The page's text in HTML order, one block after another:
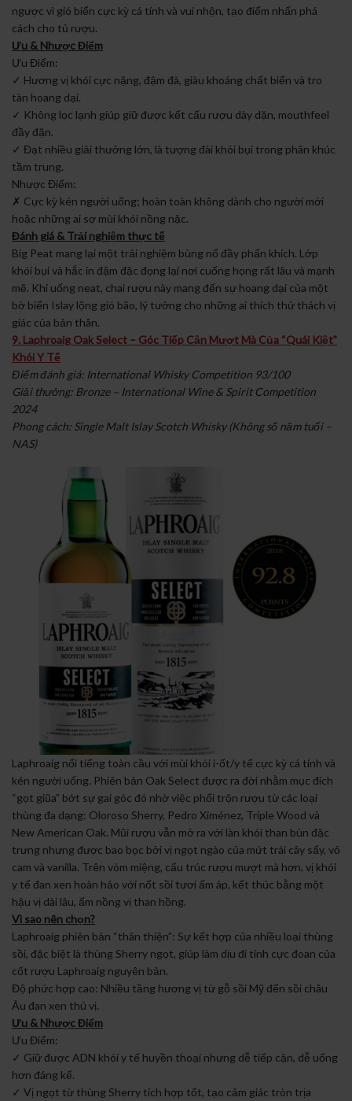
ngược vì gió biển cực kỳ cá tính và vui nhộn, tạo điểm nhấn phá
cách cho tủ rượu.
Ưu & Nhược Điểm
Ưu Điểm:
✓ Hương vị khói cực nặng, đậm đà, giàu khoáng chất biển và tro
tàn hoang dại.
✓ Không lọc lạnh giúp giữ được kết cấu rượu dày dặn, mouthfeel
đầy đặn.
✓ Đạt nhiều giải thưởng lớn, là tượng đài khói bụi trong phân khúc
tầm trung.
Nhược Điểm:
✗ Cực kỳ kén người uống; hoàn toàn không dành cho người mới
hoặc những ai sợ mùi khói nồng nặc.
Đánh giá & Trải nghiệm thực tế
Big Peat mang lại một trải nghiệm bùng nổ đầy phấn khích. Lớp
khói bụi và hắc ín đậm đặc đọng lại nơi cuống họng rất lâu và mạnh
mẽ. Khi uống neat, chai rượu này mang đến sự hoang dại của một
bờ biển Islay lộng gió bão, lý tưởng cho những ai thích thử thách vị
giác của bản thân.
9. Laphroaig Oak Select – Góc Tiếp Cận Mượt Mà Của “Quái Kiệt”
Khói Y Tế
Điểm đánh giá: International Whisky Competition 93/100
Giải thưởng: Bronze – International Wine & Spirit Competition
2024
Phong cách: Single Malt Islay Scotch Whisky (Không số năm tuổi –
NAS)
Laphroaig nổi tiếng toàn cầu với mùi khói i-ốt/y tế cực kỳ cá tính và
kén người uống. Phiên bản Oak Select được ra đời nhằm mục đích
“gọt giũa” bớt sự gai góc đó nhờ việc phối trộn rượu từ các loại
thùng đa dạng: Oloroso Sherry, Pedro Ximénez, Triple Wood và
New American Oak. Mũi rượu vẫn mở ra với làn khói than bùn đặc
trưng nhưng được bao bọc bởi vị ngọt ngào của mứt trái cây sấy, vỏ
cam và vanilla. Trên vòm miệng, cấu trúc rượu mượt mà hơn, vị khói
y tế đan xen hoàn hảo với nốt sồi tươi ấm áp, kết thúc bằng một
hậu vị dài lâu, ấm nồng vị than hồng.
Vì sao nên chọn?
Laphroaig phiên bản “thân thiện”: Sự kết hợp của nhiều loại thùng
sồi, đặc biệt là thùng Sherry ngọt, giúp làm dịu đi tính cực đoan của
cốt rượu Laphroaig nguyên bản.
Độ phức hợp cao: Nhiều tầng hương vị từ gỗ sồi Mỹ đến sồi châu
Âu đan xen thú vị.
Ưu & Nhược Điểm
Ưu Điểm:
✓ Giữ được ADN khói y tế huyền thoại nhưng dễ tiếp cận, dễ uống
hơn đáng kể.
✓ Vị ngọt từ thùng Sherry tích hợp tốt, tạo cảm giác tròn trịa